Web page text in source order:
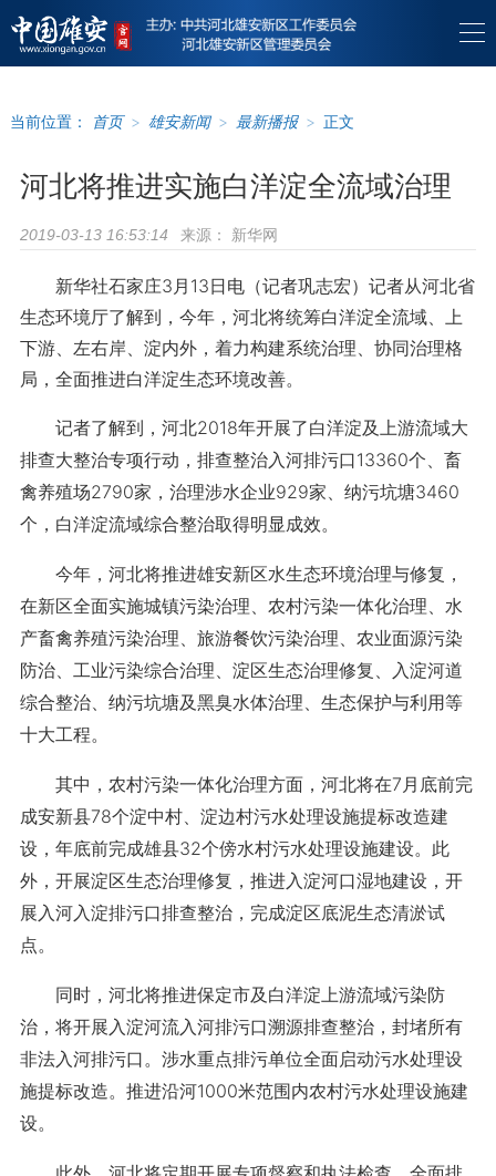
当前位置： 首页 > 雄安新闻 > 最新播报 > 正文
河北将推进实施白洋淀全流域治理
2019-03-13 16:53:14 来源： 新华网
新华社石家庄3月13日电（记者巩志宏）记者从河北省
生态环境厅了解到，今年，河北将统筹白洋淀全流域、上
下游、左右岸、淀内外，着力构建系统治理、协同治理格
局，全面推进白洋淀生态环境改善。
记者了解到，河北2018年开展了白洋淀及上游流域大
排查大整治专项行动，排查整治入河排污口13360个、畜
禽养殖场2790家，治理涉水企业929家、纳污坑塘3460
个，白洋淀流域综合整治取得明显成效。
今年，河北将推进雄安新区水生态环境治理与修复，
在新区全面实施城镇污染治理、农村污染一体化治理、水
产畜禽养殖污染治理、旅游餐饮污染治理、农业面源污染
防治、工业污染综合治理、淀区生态治理修复、入淀河道
综合整治、纳污坑塘及黑臭水体治理、生态保护与利用等
十大工程。
其中，农村污染一体化治理方面，河北将在7月底前完
成安新县78个淀中村、淀边村污水处理设施提标改造建
设，年底前完成雄县32个傍水村污水处理设施建设。此
外，开展淀区生态治理修复，推进入淀河口湿地建设，开
展入河入淀排污口排查整治，完成淀区底泥生态清淤试
点。
同时，河北将推进保定市及白洋淀上游流域污染防
治，将开展入淀河流入河排污口溯源排查整治，封堵所有
非法入河排污口。涉水重点排污单位全面启动污水处理设
施提标改造。推进沿河1000米范围内农村污水处理设施建
设。